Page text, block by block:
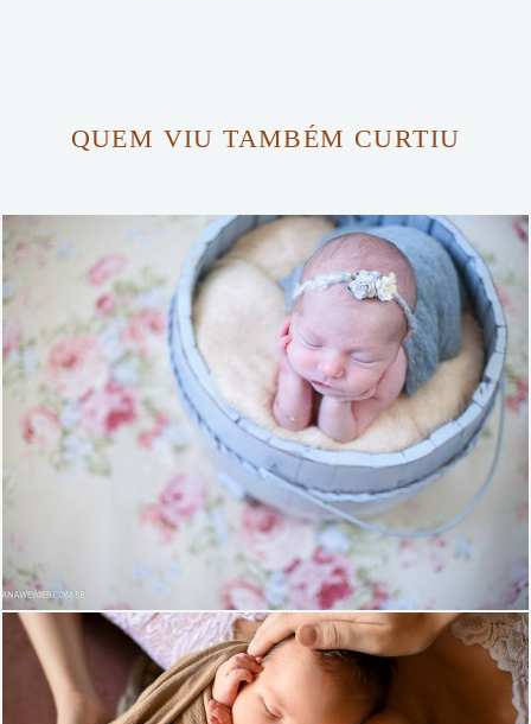
QUEM VIU TAMBÉM CURTIU
1569 26